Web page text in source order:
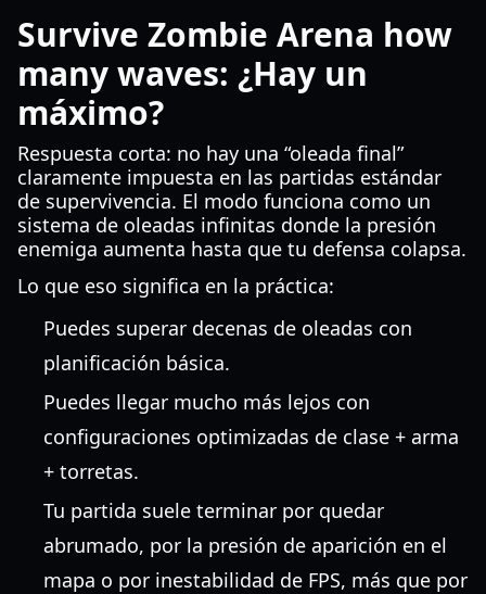
Survive Zombie Arena how
many waves: ¿Hay un
máximo?
Respuesta corta: no hay una “oleada final”
claramente impuesta en las partidas estándar
de supervivencia. El modo funciona como un
sistema de oleadas infinitas donde la presión
enemiga aumenta hasta que tu defensa colapsa.
Lo que eso significa en la práctica:
Puedes superar decenas de oleadas con
planificación básica.
Puedes llegar mucho más lejos con
configuraciones optimizadas de clase + arma
+ torretas.
Tu partida suele terminar por quedar
abrumado, por la presión de aparición en el
mapa o por inestabilidad de FPS, más que por